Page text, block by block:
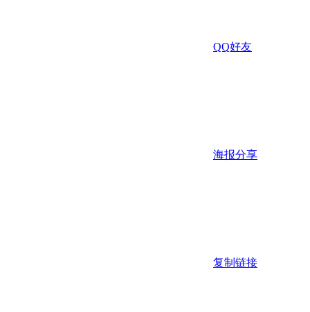
QQ好友
海报分享
复制链接